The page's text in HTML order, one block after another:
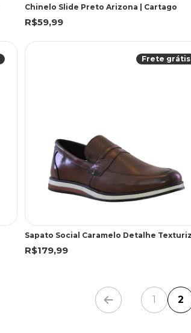
Chinelo Slide Preto Arizona | Cartago
R$59,99
Frete grátis
R$179,99
1 2